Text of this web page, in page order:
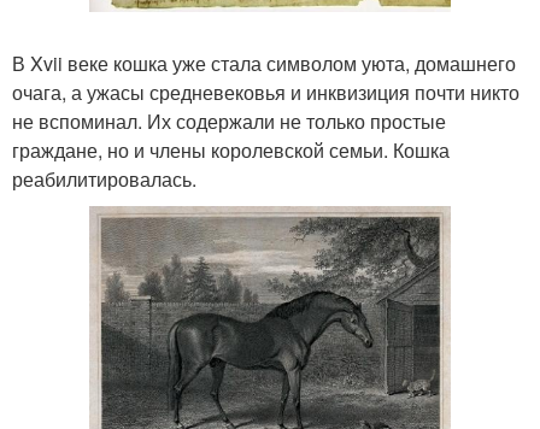
В Xvii веке кошка уже стала символом уюта, домашнего
очага, а ужасы средневековья и инквизиция почти никто
не вспоминал. Их содержали не только простые
граждане, но и члены королевской семьи. Кошка
реабилитировалась.